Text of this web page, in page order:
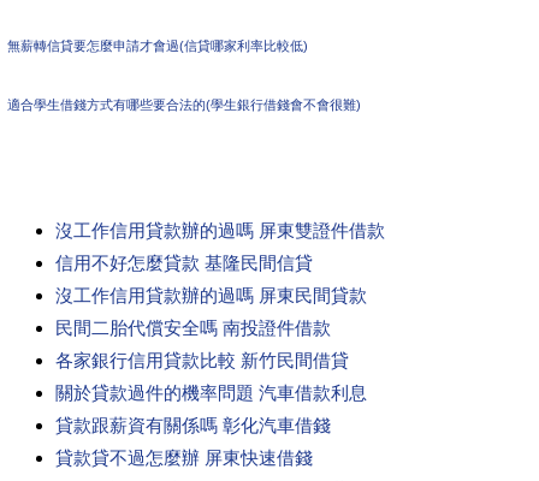
無薪轉信貸要怎麼申請才會過(信貸哪家利率比較低)
適合學生借錢方式有哪些要合法的(學生銀行借錢會不會很難)
沒工作信用貸款辦的過嗎 屏東雙證件借款
信用不好怎麼貸款 基隆民間信貸
沒工作信用貸款辦的過嗎 屏東民間貸款
民間二胎代償安全嗎 南投證件借款
各家銀行信用貸款比較 新竹民間借貸
關於貸款過件的機率問題 汽車借款利息
貸款跟薪資有關係嗎 彰化汽車借錢
貸款貸不過怎麼辦 屏東快速借錢